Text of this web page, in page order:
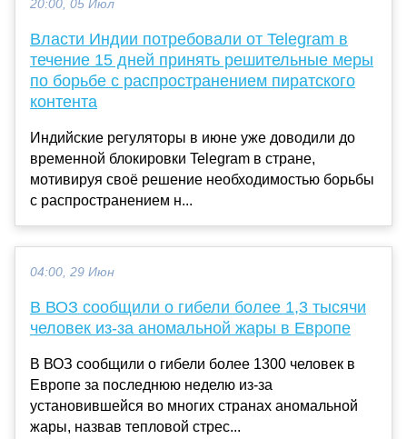
20:00, 05 Июл
Власти Индии потребовали от Telegram в
течение 15 дней принять решительные меры
по борьбе с распространением пиратского
контента
Индийские регуляторы в июне уже доводили до
временной блокировки Telegram в стране,
мотивируя своё решение необходимостью борьбы
с распространением н...
04:00, 29 Июн
В ВОЗ сообщили о гибели более 1,3 тысячи
человек из-за аномальной жары в Европе
В ВОЗ сообщили о гибели более 1300 человек в
Европе за последнюю неделю из-за
установившейся во многих странах аномальной
жары, назвав тепловой стрес...